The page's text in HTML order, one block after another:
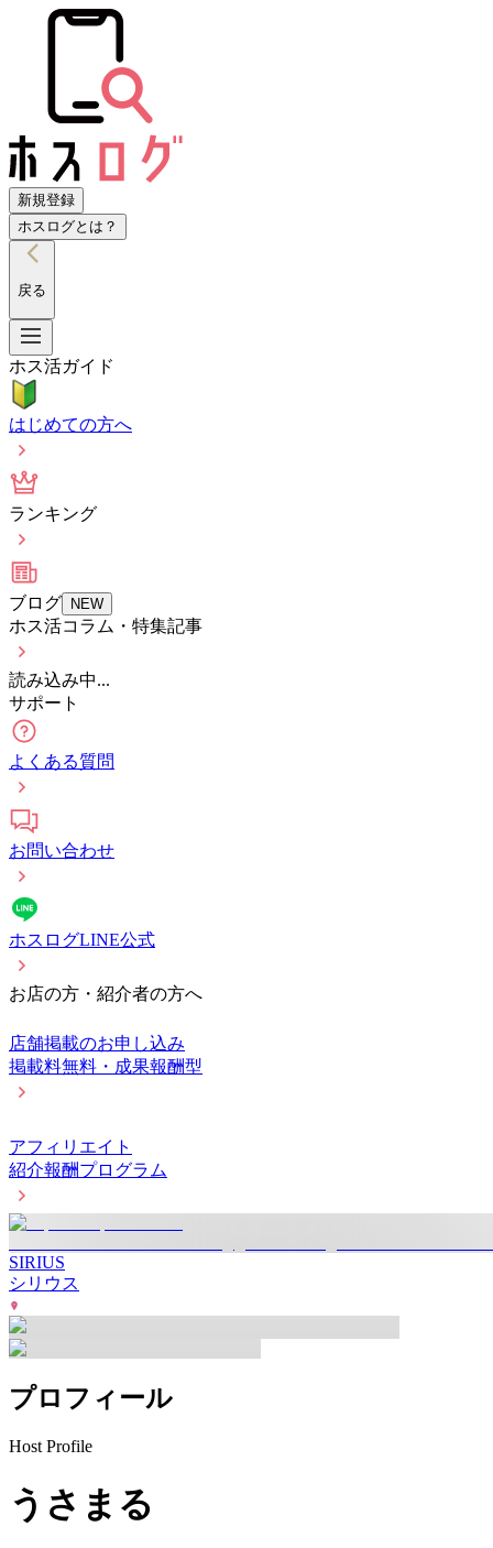
新規登録
ホスログとは？
戻る
ホス活ガイド
はじめての方へ
ランキング
ブログ NEW
ホス活コラム・特集記事
読み込み中...
サポート
よくある質問
お問い合わせ
ホスログLINE公式
お店の方・紹介者の方へ
店舗掲載のお申し込み
掲載料無料・成果報酬型
アフィリエイト
紹介報酬プログラム
SIRIUS
シリウス
プロフィール
Host Profile
うさまる